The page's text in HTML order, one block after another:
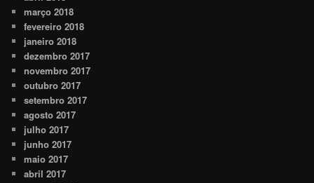
março 2018
fevereiro 2018
janeiro 2018
dezembro 2017
novembro 2017
outubro 2017
setembro 2017
agosto 2017
julho 2017
junho 2017
maio 2017
abril 2017